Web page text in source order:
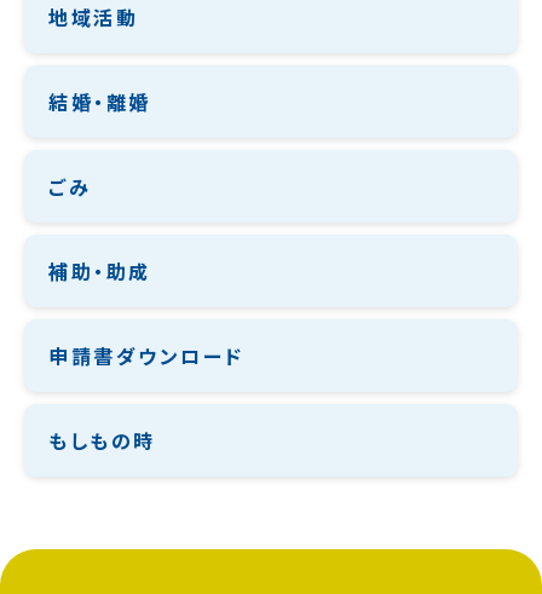
地域活動
結婚・離婚
ごみ
補助・助成
申請書ダウンロード
もしもの時